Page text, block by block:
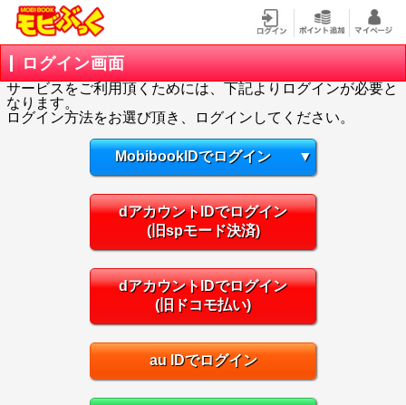
ログイン画面
サービスをご利用頂くためには、下記よりログインが必要と
なります。
ログイン方法をお選び頂き、ログインしてください。
MobibookIDでログイン ▼
dアカウントIDでログイン
(旧spモード決済)
dアカウントIDでログイン
(旧ドコモ払い)
au IDでログイン